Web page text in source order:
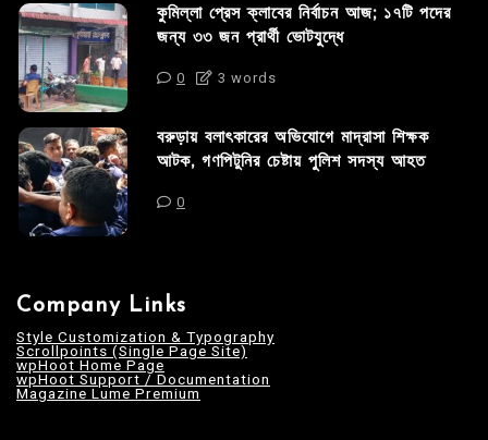
কুমিল্লা প্রেস ক্লাবের নির্বাচন আজ; ১৭টি পদের
জন্য ৩৩ জন প্রার্থী ভোটযুদ্ধে
0 3 words
বরুড়ায় বলাৎকারের অভিযোগে মাদ্রাসা শিক্ষক
আটক, গণপিটুনির চেষ্টায় পুলিশ সদস্য আহত
0
Company Links
Style Customization & Typography
Scrollpoints (Single Page Site)
wpHoot Home Page
wpHoot Support / Documentation
Magazine Lume Premium